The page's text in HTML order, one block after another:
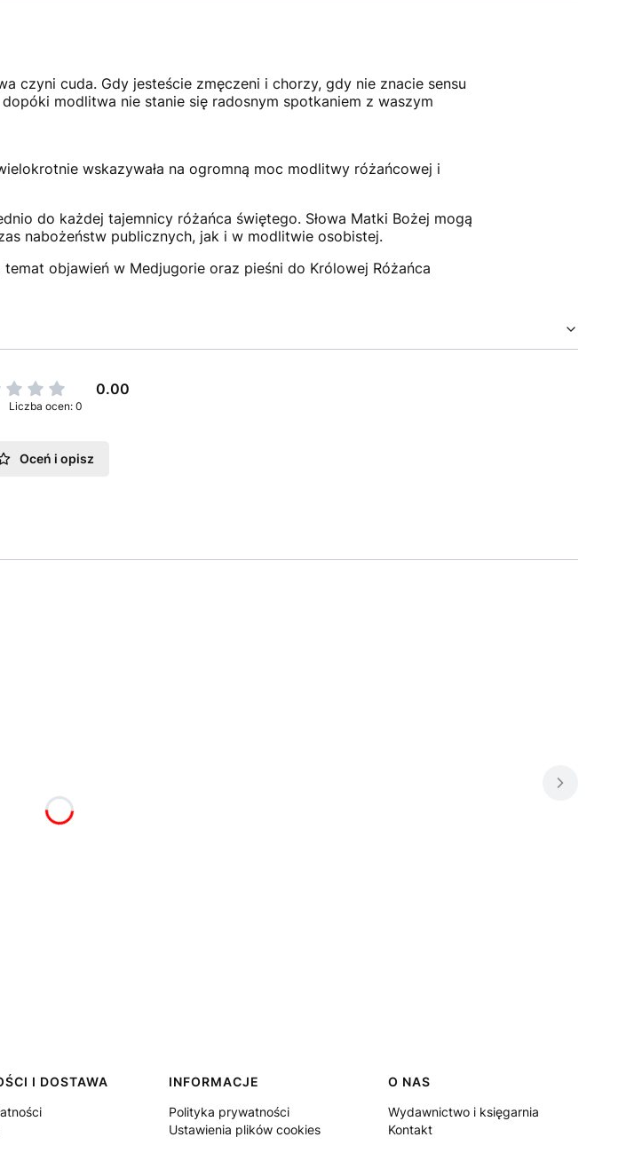
czyni cuda. Gdy jesteście zmęczeni i chorzy, gdy nie znacie sensu
modlitwa nie stanie się radosnym spotkaniem z waszym
wskazywała na ogromną moc modlitwy różańcowej i
do każdej tajemnicy różańca świętego. Słowa Matki Bożej mogą
nabożeństw publicznych, jak i w modlitwie osobistej.
objawień w Medjugorie oraz pieśni do Królowej Różańca
0.00
Liczba ocen: 0
Oceń i opisz
I DOSTAWA
INFORMACJE
Polityka prywatności
Ustawienia plików cookies
O NAS
Wydawnictwo i księgarnia
Kontakt